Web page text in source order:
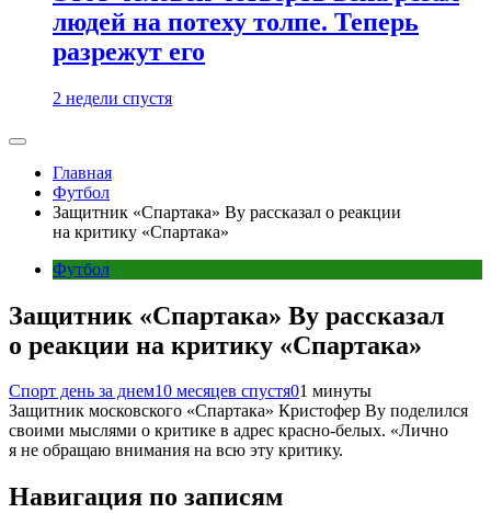
людей на потеху толпе. Теперь
разрежут его
2 недели спустя
Главная
Футбол
Защитник «Спартака» Ву рассказал о реакции
на критику «Спартака»
Футбол
Защитник «Спартака» Ву рассказал
о реакции на критику «Спартака»
Спорт день за днем10 месяцев спустя01 минуты
Защитник московского «Спартака» Кристофер Ву поделился
своими мыслями о критике в адрес красно-белых. «Лично
я не обращаю внимания на всю эту критику.
Навигация по записям